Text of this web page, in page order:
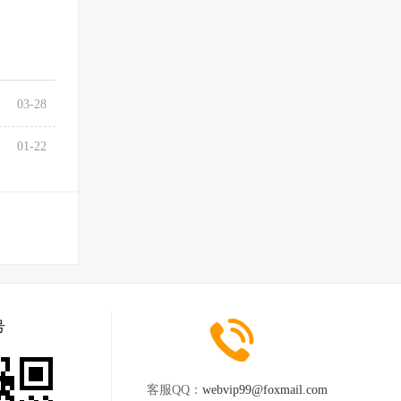
03-28
01-22
客服QQ： webvip99@foxmail.com